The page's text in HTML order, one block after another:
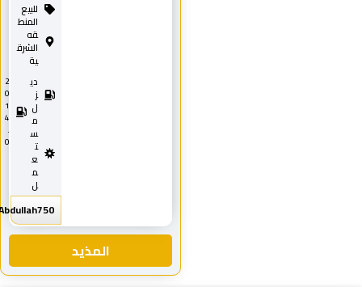
المذيد
للبيع
المنط
قه
الشرق
ية
دي
ل
م
س
ت
ع
م
ل
2
0
4
0
Abdullah750